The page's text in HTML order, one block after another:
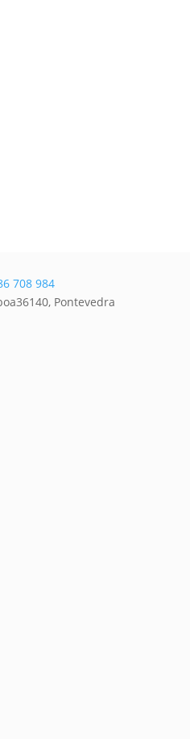
708 984
36140, Pontevedra